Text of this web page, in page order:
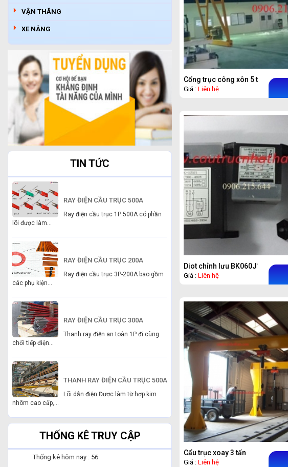
VẬN THĂNG
XE NÂNG
TIN TỨC
RAY ĐIỆN CẦU TRỤC 500A
Ray điện cầu trục 1P 500A có phần
lõi được làm...
RAY ĐIỆN CẦU TRỤC 200A
Ray điện cầu trục 3P-200A bao gồm
các phụ kiện...
RAY ĐIỆN CẦU TRỤC 300A
Thanh ray điện an toàn 1P đi cùng
chổi tiếp điện...
THANH RAY ĐIỆN CẦU TRỤC 500A
Lõi dẫn điện Được làm từ hợp kim
nhôm cao cấp,...
THỐNG KÊ TRUY CẬP
Thống kê hôm nay : 56
Cổng trục công xôn 5 tấn
Giá : Liên hệ
Diot chỉnh lưu BK060J1
Giá : Liên hệ
Cẩu trục xoay 3 tấn
Giá : Liên hệ